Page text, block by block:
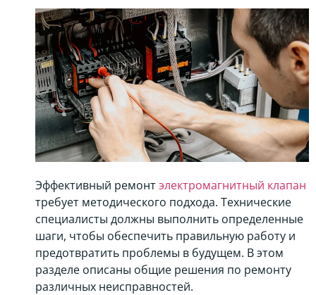
Эффективный ремонтэлектромагнитный клапан
требует методического подхода. Технические
специалисты должны выполнить определенные
шаги, чтобы обеспечить правильную работу и
предотвратить проблемы в будущем. В этом
разделе описаны общие решения по ремонту
различных неисправностей.